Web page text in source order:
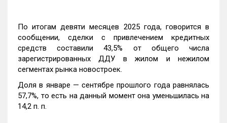
По итогам девяти месяцев 2025 года, говорится в
сообщении, сделки с привлечением кредитных
средств составили 43,5% от общего числа
зарегистрированных ДДУ в жилом и нежилом
сегментах рынка новостроек.
Доля в январе — сентябре прошлого года равнялась
57,7%, то есть на данный момент она уменьшилась на
14,2 п. п.